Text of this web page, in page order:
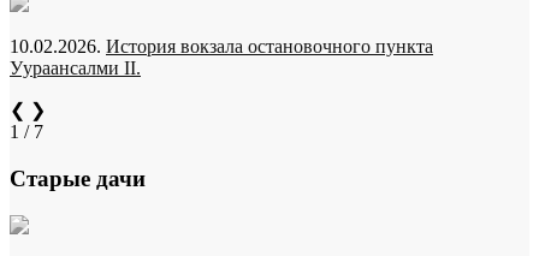
10.02.2026. История вокзала остановочного пункта
Уураансалми II.
❮ ❯
1 / 7
Старые дачи